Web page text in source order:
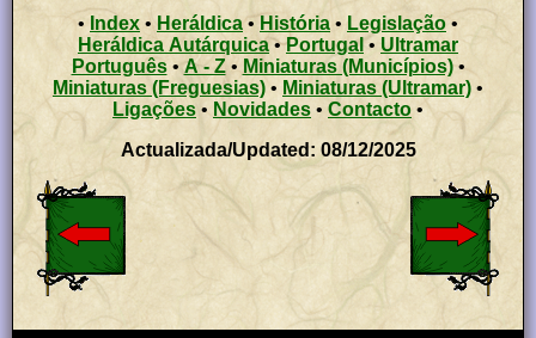
• Index • Heráldica• História • Legislação •
Heráldica Autárquica•Portugal • Ultramar
Português• A - Z• Miniaturas (Municípios)•
Miniaturas (Freguesias) • Miniaturas (Ultramar) •
Ligações • Novidades • Contacto •
Actualizada/Updated: 08/12/2025